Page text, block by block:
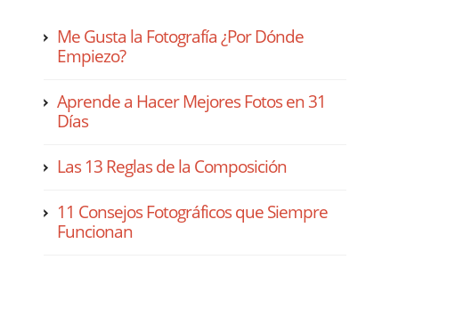
Me Gusta la Fotografía ¿Por Dónde
Empiezo?
Aprende a Hacer Mejores Fotos en 31
Días
Las 13 Reglas de la Composición
11 Consejos Fotográficos que Siempre
Funcionan